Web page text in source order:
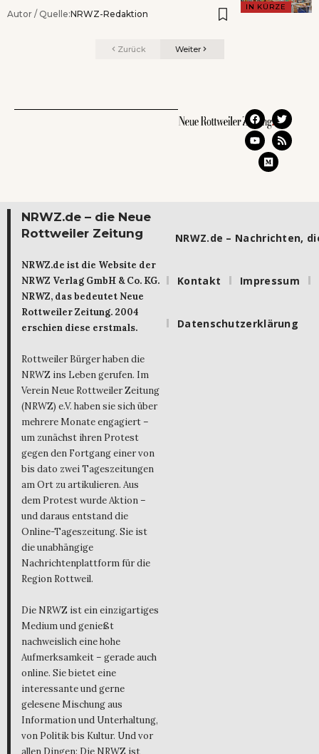
IN KÜRZE
Autor / Quelle:NRWZ-Redaktion
Zurück Weiter
NRWZ.de – die Neue
Rottweiler Zeitung
NRWZ.de ist die Website der
NRWZ Verlag GmbH & Co. KG.
NRWZ, das bedeutet Neue
Rottweiler Zeitung. 2004
erschien diese erstmals.
Rottweiler Bürger haben die
NRWZ ins Leben gerufen. Im
Verein Neue Rottweiler Zeitung
(NRWZ) e.V. haben sie sich über
mehrere Monate engagiert –
um zunächst ihren Protest
gegen den Fortgang einer von
bis dato zwei Tageszeitungen
am Ort zu artikulieren. Aus
dem Protest wurde Aktion –
und daraus entstand die
Online-Tageszeitung. Sie ist
die unabhängige
Nachrichtenplattform für die
Region Rottweil.
Die NRWZ ist ein einzigartiges
Medium und genießt
nachweislich eine hohe
Aufmerksamkeit – gerade auch
online. Sie bietet eine
interessante und gerne
gelesene Mischung aus
Information und Unterhaltung,
von Politik bis Kultur. Und vor
NRWZ.de – Nachrichten,
Kontakt Impressum
Datenschutzerklärung